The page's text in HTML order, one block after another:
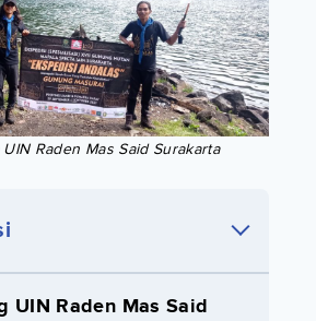
Raden Mas Said Surakarta
UIN Raden Mas Said